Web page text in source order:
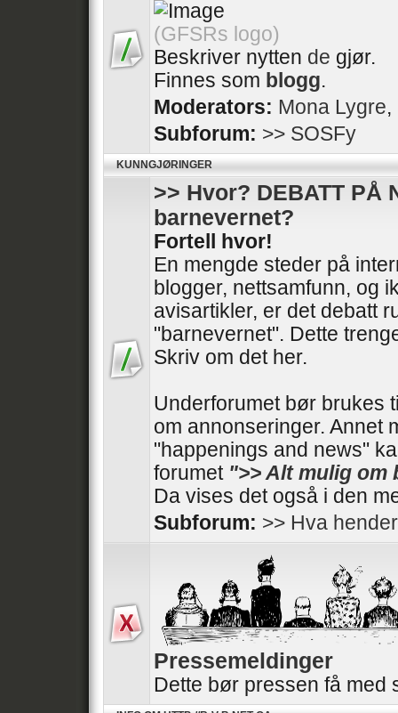
(GFSRs logo)
Beskriver nytten de gjør.
Finnes som blogg.
Moderators: Mona Lygre,
Subforum: >> SOSFy
KUNNGJØRINGER
>> Hvor? DEBATT PÅ
barnevernet?
Fortell hvor!
En mengde steder på
blogger, nettsamfunn, og
avisartikler, er det debatt
"barnevernet". Dette
Skriv om det her.
Underforumet bør brukes
om annonseringer. Annet
"happenings and news"
forumet ">> Alt mulig
Da vises det også i den
Subforum: >> Hva
Pressemeldinger
Dette bør pressen få med